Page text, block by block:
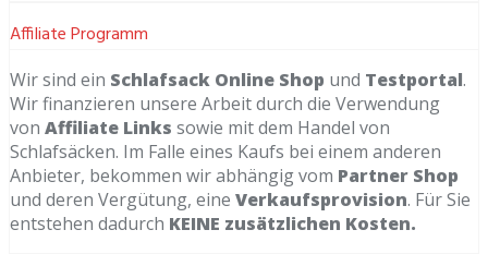
Affiliate Programm
Wir sind ein Schlafsack Online Shop und Testportal.
Wir finanzieren unsere Arbeit durch die Verwendung
von Affiliate Links sowie mit dem Handel von
Schlafsäcken. Im Falle eines Kaufs bei einem anderen
Anbieter, bekommen wir abhängig vom Partner Shop
und deren Vergütung, eine Verkaufsprovision. Für Sie
entstehen dadurch KEINE zusätzlichen Kosten.